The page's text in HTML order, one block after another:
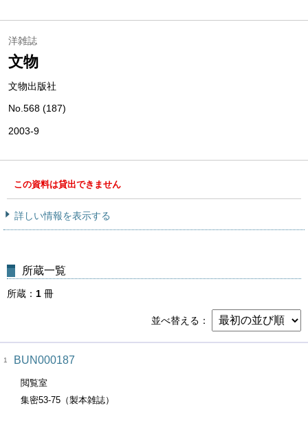
洋雑誌
文物
文物出版社
No.568 (187)
2003-9
この資料は貸出できません
詳しい情報を表示する
所蔵一覧
所蔵 1 冊
並べ替える
1 BUN000187
閲覧室
集密53-75（製本雑誌）